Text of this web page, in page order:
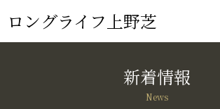
ロングライフ上野芝
新着情報
News